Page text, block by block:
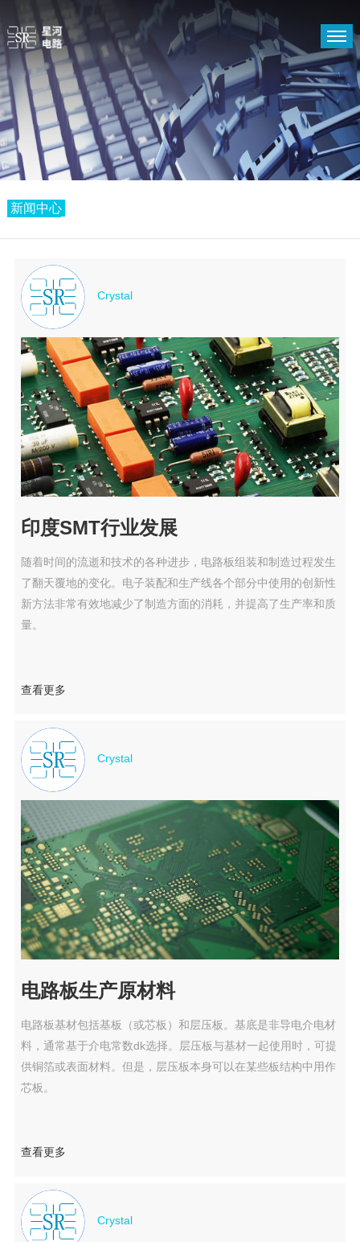
首页
PCB
关于我们
支持中心
新闻中心
新闻中心
Crystal
印度SMT行业发展
随着时间的流逝和技术的各种进步，电路板组装和制造过程发生
了翻天覆地的变化。电子装配和生产线各个部分中使用的创新性
新方法非常有效地减少了制造方面的消耗，并提高了生产率和质
量。
查看更多
Crystal
电路板生产原材料
电路板基材​包括基板（或芯板）和层压板。基底是非导电介电材
料，通常基于介电常数dk选择。层压板与基材一起使用时，可提
供铜箔或表面材料。但是，层压板本身可以在某些板结构中用作
芯板。
查看更多
Crystal